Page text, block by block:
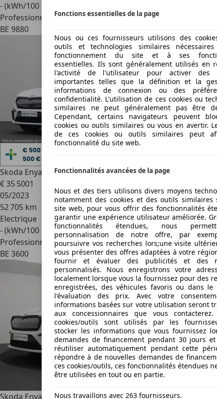
Fonctions essentielles de la page
Nous ou ces fournisseurs utilisons des
outils et technologies similaires
fonctionnement du site et à ses
essentielles. Ils sont généralement utilisés en
l'activité de l'utilisateur pour activer des
importantes telles que la définition et la
informations de connexion ou des
confidentialité. L'utilisation de ces cookies ou
similaires ne peut généralement pas être
Cependant, certains navigateurs peuvent
cookies ou outils similaires ou vous en avertir.
de ces cookies ou outils similaires peut
fonctionnalité du site web.
Fonctionnalités avancées de la page
Nous et des tiers utilisons divers moyens
notamment des cookies et des outils similaires
site web, pour vous offrir des fonctionnalités
garantir une expérience utilisateur améliorée.
fonctionnalités étendues, nous
personnalisation de notre offre, par
poursuivre vos recherches lors;une visite
vous présenter des offres adaptées à votre
fournir et évaluer des publicités et des
personnalisés. Nous enregistrons votre
localement lorsque vous la fournissez pour des
enregistrées, des véhicules favoris ou dans le
l'évaluation des prix. Avec votre
informations basées sur votre utilisation seront
aux concessionnaires que vous contacterez.
cookies/outils sont utilisés par les
stocker les informations que vous fournissez
demandes de financement pendant 30 jours
réutiliser automatiquement pendant cette
répondre à de nouvelles demandes de
ces cookies/outils, ces fonctionnalités étendues
être utilisées en tout ou en partie.
Nous travaillons avec 263 fournisseurs.
- (kWh/100 km)
Professionnel
BE 9880
Skoda Enyaq
iV 80 - 82 KWH - 204 PK
€ 35 5001
05/2023
52 705 km
Electrique
- (kWh/100 km)
Professionnel
BE 3600
Skoda Enyaq Enyaq Coupe iV vRS 82kWh 299PK 4x4